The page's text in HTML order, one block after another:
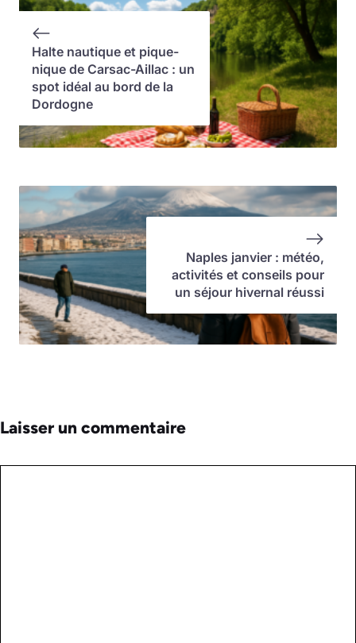
Halte nautique et pique-
nique de Carsac-Aillac : un
spot idéal au bord de la
Dordogne
Naples janvier : météo,
activités et conseils pour
un séjour hivernal réussi
Laisser un commentaire